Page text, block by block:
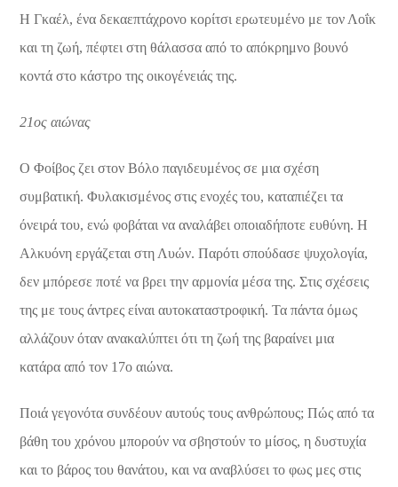
Η Γκαέλ, ένα δεκαεπτάχρονο κορίτσι ερωτευμένο με τον Λοΐκ
και τη ζωή, πέφτει στη θάλασσα από τo απόκρημνο βουνό
κοντά στο κάστρο της οικογένειάς της.
21ος αιώνας
Ο Φοίβος ζει στον Βόλο παγιδευμένος σε μια σχέση
συμβατική. Φυλακισμένος στις ενοχές του, καταπιέζει τα
όνειρά του, ενώ φοβάται να αναλάβει οποιαδήποτε ευθύνη. Η
Αλκυόνη εργάζεται στη Λυών. Παρότι σπούδασε ψυχολογία,
δεν μπόρεσε ποτέ να βρει την αρμονία μέσα της. Στις σχέσεις
της με τους άντρες είναι αυτοκαταστροφική. Τα πάντα όμως
αλλάζουν όταν ανακαλύπτει ότι τη ζωή της βαραίνει μια
κατάρα από τον 17ο αιώνα.
Ποιά γεγονότα συνδέουν αυτούς τους ανθρώπους; Πώς από τα
βάθη του χρόνου μπορούν να σβηστούν το μίσος, η δυστυχία
και το βάρος του θανάτου, και να αναβλύσει το φως μες στις